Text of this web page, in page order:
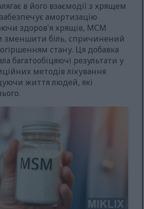
в його взаємодії з хрящем
амортизацію
здоров'я хрящів, МСМ
зменшити біль, спричинений
стану. Ця добавка
багатообіцяючі результати у
методів лікування
життя людей, які